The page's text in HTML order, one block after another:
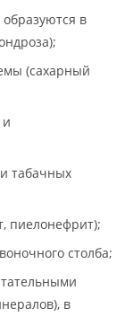
в
(сахарный
и
табачных
пиелонефрит);
столба;
в